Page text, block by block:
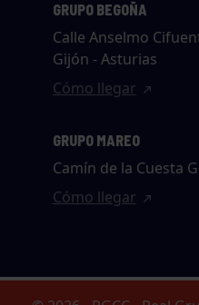
GRUPO BEGOÑA
Calle Anselmo
Gijón - Asturias
Cómo llegar
GRUPO MAREO
Camín de la Cuesta
Cómo llegar